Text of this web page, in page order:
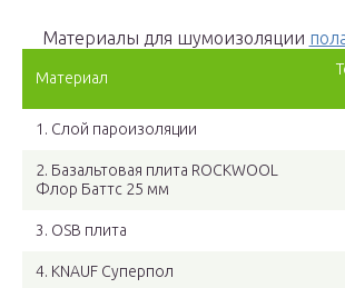
Материалы для шумоизоляции
Материал
1. Слой пароизоляции
2. Базальтовая плита ROCKWOOL
Флор Баттс 25 мм
3. OSB плита
4. KNAUF Суперпол